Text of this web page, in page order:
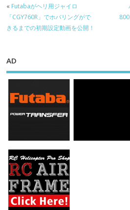
« Futabaがヘリ用ジャイロ
「CGY760R」でホバリングがで
きるまでの初期設定動画を公開！
AD